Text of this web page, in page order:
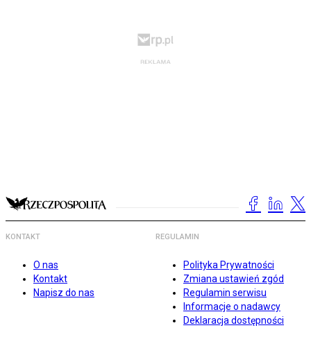
KONTAKT
O nas
Kontakt
Napisz do nas
REGULAMIN
Polityka Prywatności
Zmiana ustawień zgód
Regulamin serwisu
Informacje o nadawcy
Deklaracja dostępności